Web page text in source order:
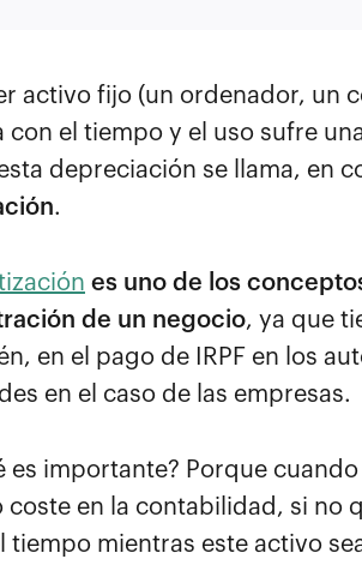
activo fijo (un ordenador, un
con el tiempo y el uso sufre
depreciación se llama, en
.
es uno de los
de un negocio, ya que
en el pago de IRPF en los
en el caso de las empresas.
es importante? Porque
coste en la contabilidad, si no
tiempo mientras este activo